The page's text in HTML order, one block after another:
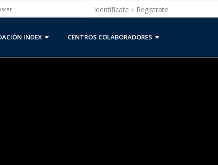
Identificate / Registrate
INDEX CENTROS COLABORADORES